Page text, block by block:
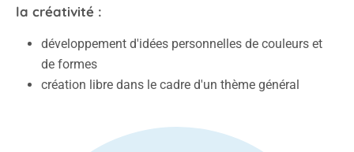
la créativité :
développement d'idées personnelles de couleurs et
de formes
création libre dans le cadre d'un thème général